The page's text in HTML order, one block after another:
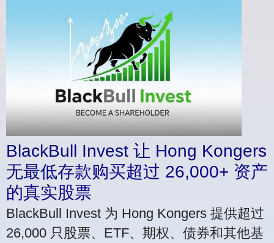
BlackBull Invest 让 Hong Kongers
无最低存款购买超过 26,000+ 资产
的真实股票
BlackBull Invest 为 Hong Kongers 提供超过
26,000 只股票、ETF、期权、债券和其他基